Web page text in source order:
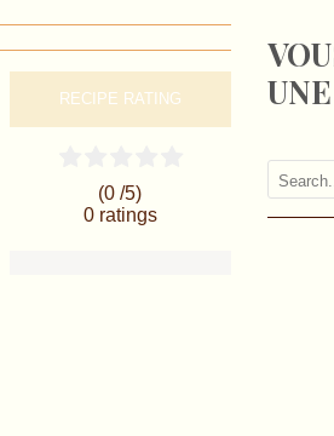
RECIPE RATING
(0 /5)
0 ratings